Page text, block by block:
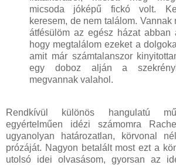
micsoda jóképű fickó volt.
keresem, de nem találom. Vannak
átfésülöm az egész házat abban
hogy megtalálom ezeket a
amit már számtalanszor
egy doboz alján a
megvannak valahol.
Rendkívül különös hangulatú
egyértelműen idézi számomra
ugyanolyan határozatlan, körvonal
prózáját. Nagyon betalált most ezt a
utolsó idei olvasásom, gyorsan az